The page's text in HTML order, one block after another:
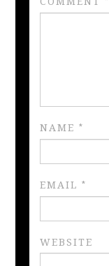
NAME*
EMAIL*
WEBSITE